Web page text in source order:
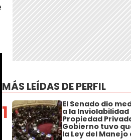
MÁS LEÍDAS DE PERFIL
1 El Senado dio
a la Inviolabilidad
Propiedad
Gobierno tuvo
la Ley del Manejo